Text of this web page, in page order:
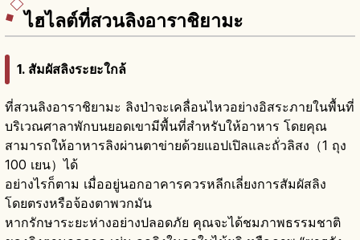
ไฮไลต์ที่สวนลิงอาราชิยามะ
1. สัมผัสลิงระยะใกล้
ที่สวนลิงอาราชิยามะ ลิงป่าจะเคลื่อนไหวอย่างอิสระภายในพื้นที่
บริเวณศาลาพักบนยอดเขามีพื้นที่สำหรับให้อาหาร โดยคุณ
สามารถให้อาหารลิงผ่านตาข่ายด้วยแอปเปิลและถั่วลิสง（1 ถุง
100 เยน）ได้
อย่างไรก็ตาม เมื่ออยู่นอกอาคารควรหลีกเลี่ยงการสัมผัสลิง
โดยตรงหรือจ้องตาพวกมัน
หากรักษาระยะห่างอย่างปลอดภัย คุณจะได้ชมภาพธรรมชาติ